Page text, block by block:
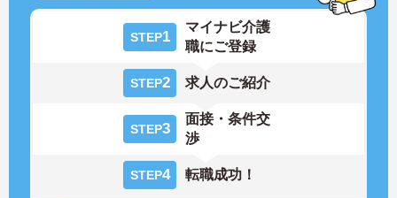
STEP1
マイナビ介護
職にご登録
STEP2 求人のご紹介
STEP3
面接・条件交
渉
STEP4 転職成功！